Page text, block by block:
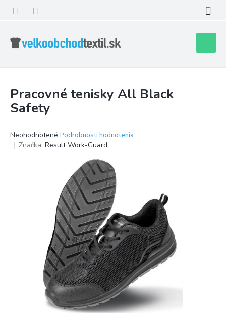
obsah
košík
Pracovné tenisky All Black
Safety
Priemerné
hodnotenie
Neohodnotené Podrobnosti hodnotenia
Značka: Result Work-Guard